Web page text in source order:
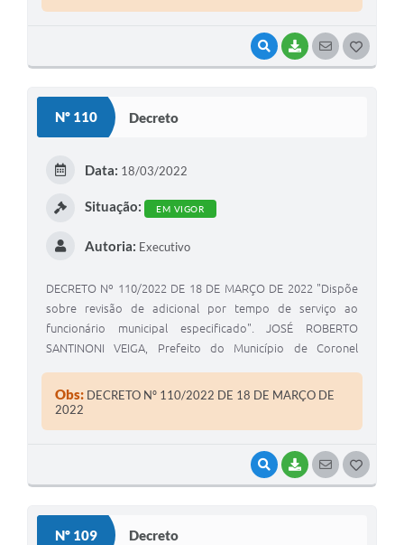
VISUALIZAR
BAIXARSEGUIR
Nº 110 Decreto
VISUALIZAR
BAIXARSEGUIR
Data: 18/03/2022
Situação: EM VIGOR
Autoria: Executivo
DECRETO Nº 110/2022 DE 18 DE MARÇO DE 2022 "Dispõe
sobre revisão de adicional por tempo de serviço ao
funcionário municipal especificado". JOSÉ ROBERTO
SANTINONI VEIGA, Prefeito do Município de Coronel
legais de seu cargo.
Obs: DECRETO Nº 110/2022 DE 18 DE MARÇO DE
2022
Nº 109 Decreto